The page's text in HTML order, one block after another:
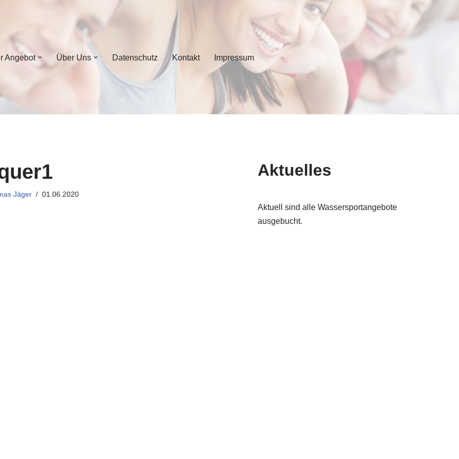
Angebot Über Uns Datenschutz Kontakt Impressum
Jäger 01.06.2020
Aktuelles
Aktuell sind alle Wassersportangebote
ausgebucht.